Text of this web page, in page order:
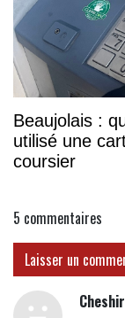
Beaujolais :
utilisé une
coursier
5 commentaires
Laisser un